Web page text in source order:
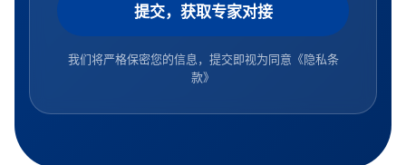
提交，获取专家对接
我们将严格保密您的信息，提交即视为同意 《隐私条
款》